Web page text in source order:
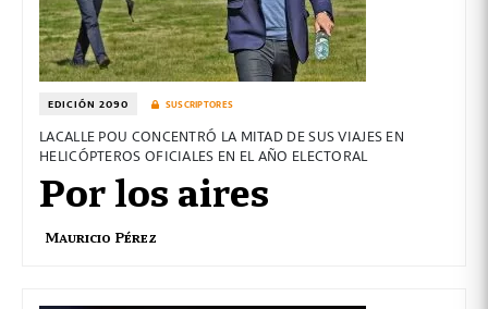
EDICIÓN 2090 SUSCRIPTORES
LACALLE POU CONCENTRÓ LA MITAD DE SUS VIAJES EN
HELICÓPTEROS OFICIALES EN EL AÑO ELECTORAL
Por los aires
Mauricio Pérez